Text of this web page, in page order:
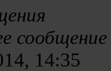
сообщение
14:35